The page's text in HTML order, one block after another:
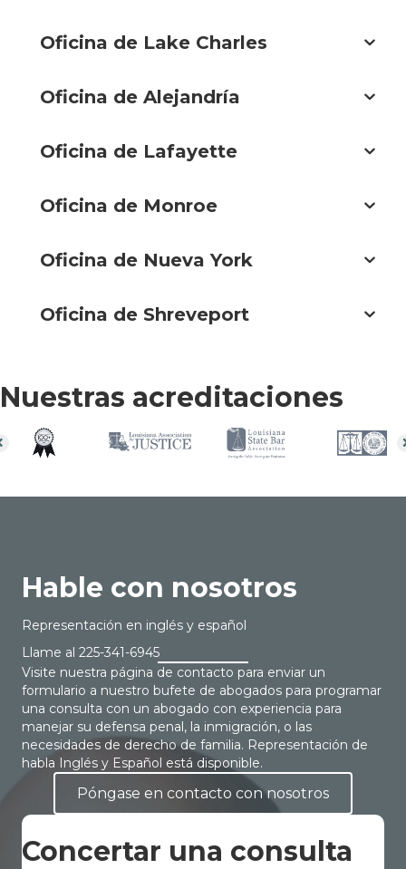
Oficina de Lake Charles
Oficina de Alejandría
Oficina de Lafayette
Oficina de Monroe
Oficina de Nueva York
Oficina de Shreveport
Nuestras acreditaciones
Hable con nosotros
Representación en inglés y español
Llame al 225-341-6945
Visite nuestra página de contacto para enviar un
formulario a nuestro bufete de abogados para programar
una consulta con un abogado con experiencia para
manejar su defensa penal, la inmigración, o las
necesidades de derecho de familia. Representación de
habla Inglés y Español está disponible.
Póngase en contacto con nosotros
Concertar una consulta